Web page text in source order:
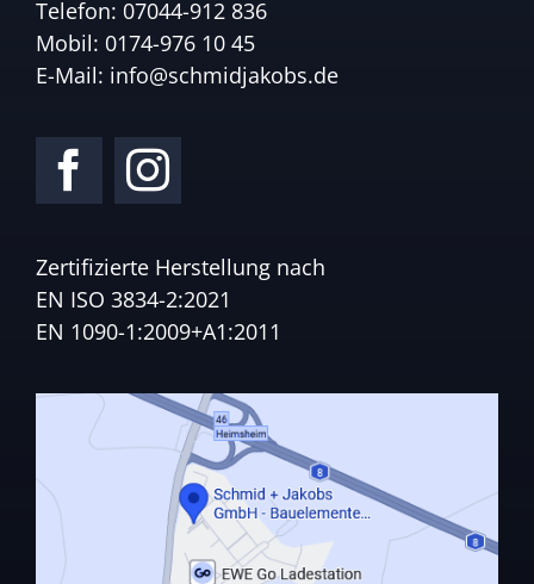
Telefon: 07044-912 836
Mobil: 0174-976 10 45
E-Mail: info@schmidjakobs.de
Zertifizierte Herstellung nach
EN ISO 3834-2:2021
EN 1090-1:2009+A1:2011